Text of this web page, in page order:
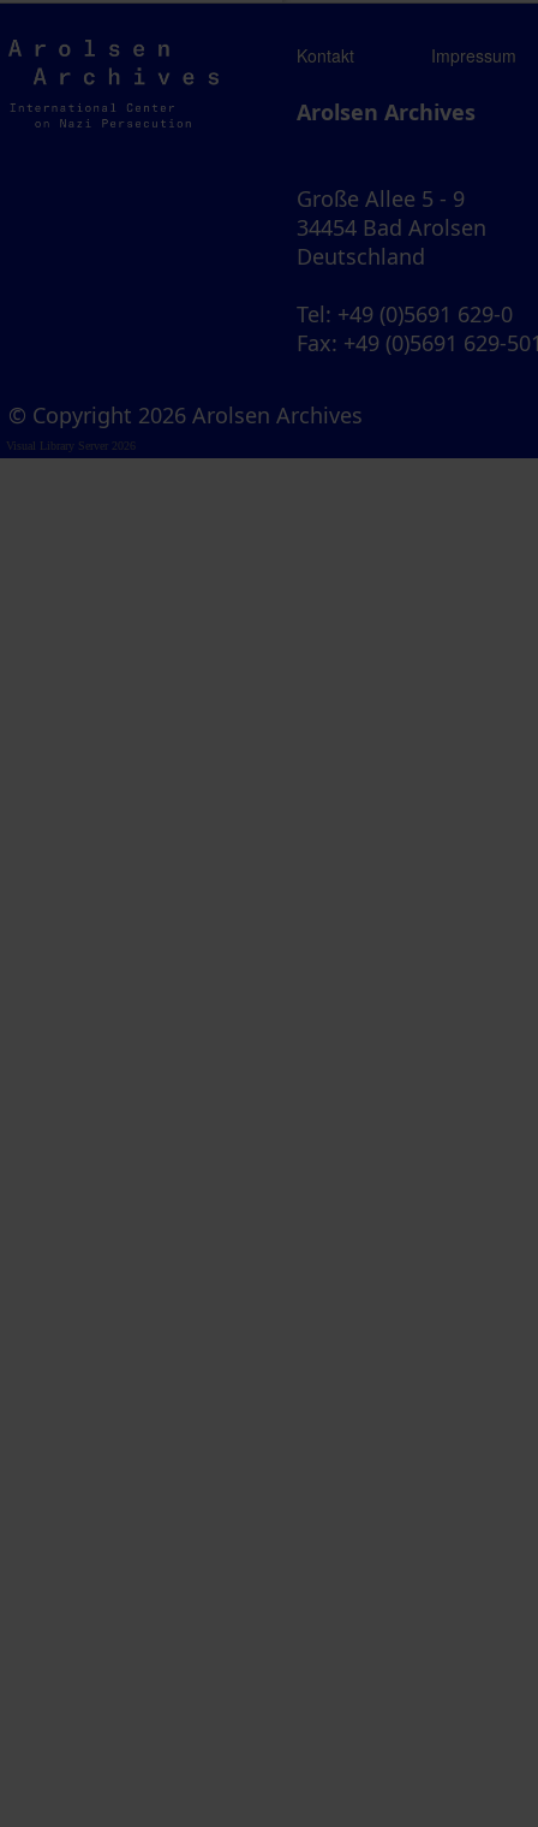
Arolsen
Archives
Kontakt Impressum
Arolsen Archives
Große Allee 5 - 9
34454 Bad Arolsen
Deutschland
Tel: +49 (0)5691 629-0
Fax: +49 (0)5691 629-
© Copyright 2026 Arolsen Archives
Visual Library Server 2026